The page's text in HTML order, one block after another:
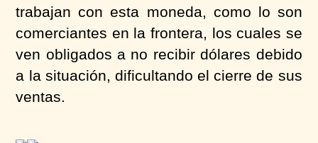
trabajan con esta moneda, como lo son
comerciantes en la frontera, los cuales se
ven obligados a no recibir dólares debido
a la situación, dificultando el cierre de sus
ventas.